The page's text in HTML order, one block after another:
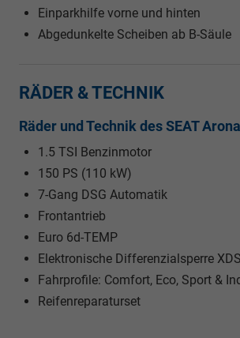
Einparkhilfe vorne und hinten
Abgedunkelte Scheiben ab B-Säule
RÄDER & TECHNIK
Räder und Technik des SEAT
1.5 TSI Benzinmotor
150 PS (110 kW)
7-Gang DSG Automatik
Frontantrieb
Euro 6d-TEMP
Elektronische Differenzialsperre XDS
Fahrprofile: Comfort, Eco, Sport &
Reifenreparaturset